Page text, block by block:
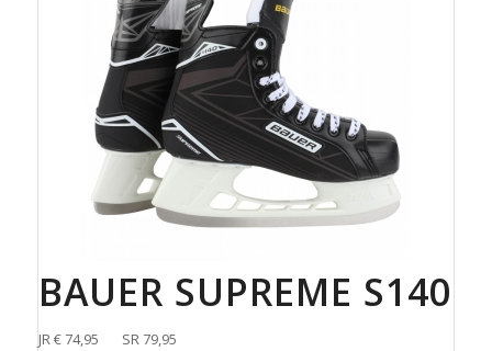
BAUER SUPREME S140
JR € 74,95 SR 79,95